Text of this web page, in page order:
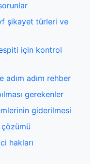
şikayet türleri ve
için kontrol
adım adım rehber
gerekenler
giderilmesi
hakları